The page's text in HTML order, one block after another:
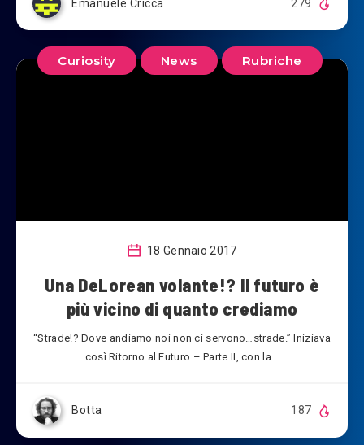
Emanuele Cricca 279
Curiosity News Rubriche
18 Gennaio 2017
Una DeLorean volante!? Il futuro è
più vicino di quanto crediamo
“Strade!? Dove andiamo noi non ci servono…strade.” Iniziava
così Ritorno al Futuro – Parte II, con la…
Botta 187